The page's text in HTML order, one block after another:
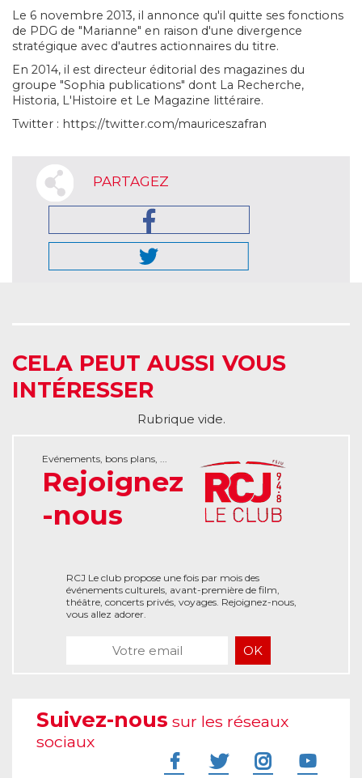
Le 6 novembre 2013, il annonce qu'il quitte ses fonctions
de PDG de "Marianne" en raison d'une divergence
stratégique avec d'autres actionnaires du titre.
En 2014, il est directeur éditorial des magazines du
groupe "Sophia publications" dont La Recherche,
Historia, L'Histoire et Le Magazine littéraire.
Twitter : https://twitter.com/mauriceszafran
PARTAGEZ
CELA PEUT AUSSI VOUS
INTÉRESSER
Rubrique vide.
Evénements, bons plans, ...
Rejoignez
-nous
RCJ Le club propose une fois par mois des
événements culturels, avant-première de film,
théâtre, concerts privés, voyages. Rejoignez-nous,
vous allez adorer.
Suivez-nous sur les réseaux
sociaux